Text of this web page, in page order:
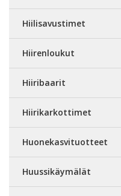
Hiilisavustimet
Hiirenloukut
Hiiribaarit
Hiirikarkottimet
Huonekasvituotteet
Huussikäymälät